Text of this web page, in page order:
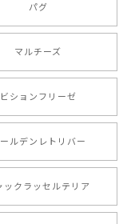
少し不安になり
。 本当に可愛
しましたが… 可
♪
パグ
マルチーズ
ビションフリーゼ
ルデンレトリバー
ックラッセルテリア